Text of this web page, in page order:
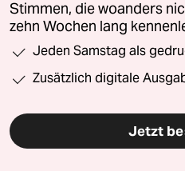
Stimmen, die woanders
zehn Wochen lang
Jeden Samstag als
Zusätzlich digitale
Jetzt